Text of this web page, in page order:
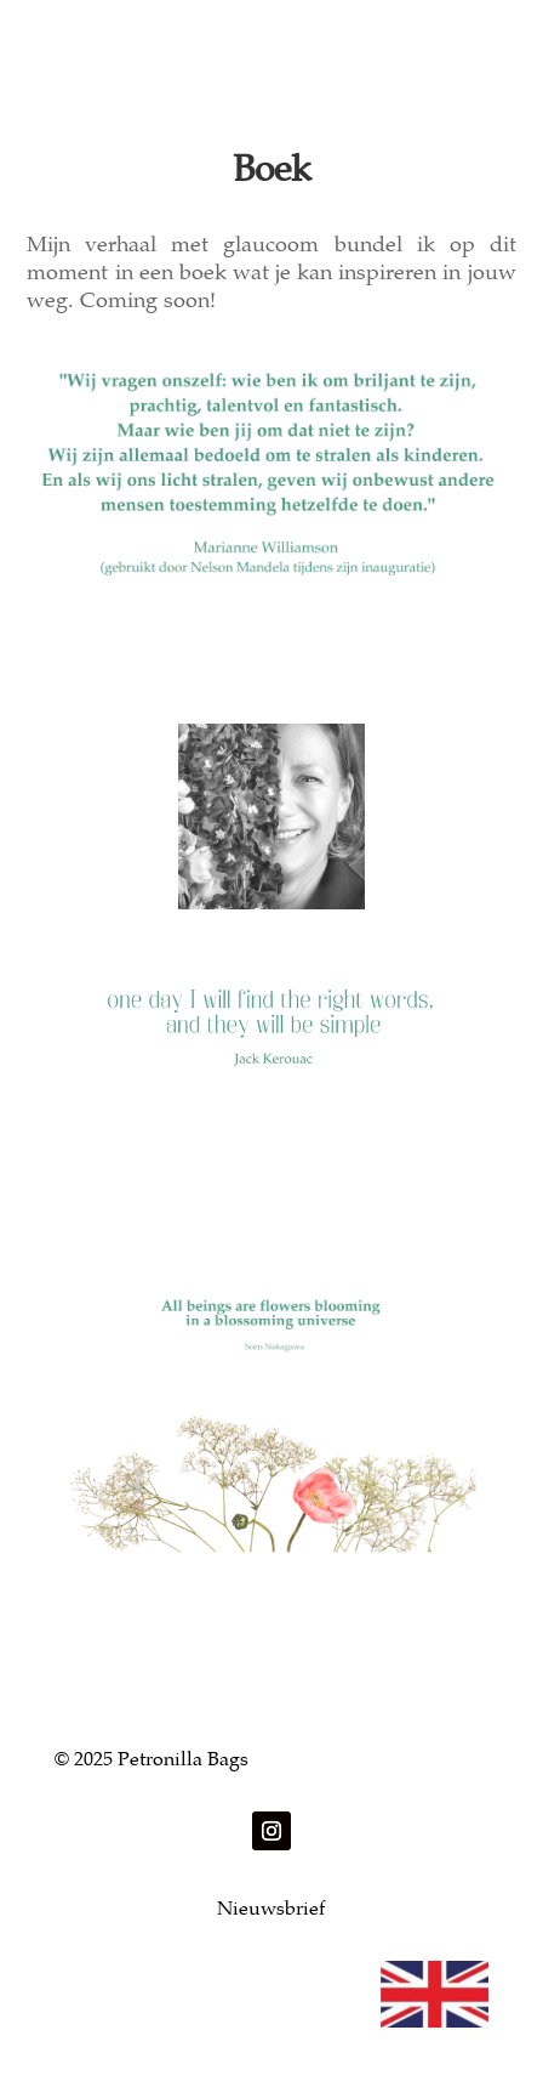
Boek
Mijn verhaal met glaucoom bundel ik op dit
moment in een boek wat je kan inspireren in jouw
weg. Coming soon!
© 2025 Petronilla Bags
Nieuwsbrief